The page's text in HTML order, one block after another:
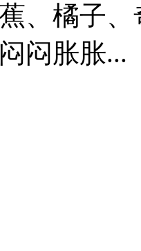
、橘子
闷胀胀...